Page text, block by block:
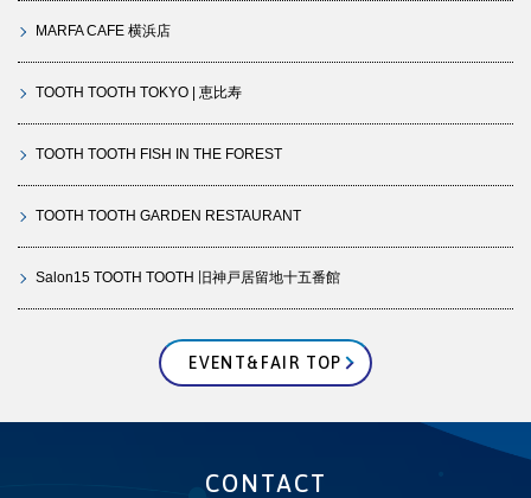
MARFA CAFE 横浜店
TOOTH TOOTH TOKYO | 恵比寿
TOOTH TOOTH FISH IN THE FOREST
TOOTH TOOTH GARDEN RESTAURANT
Salon15 TOOTH TOOTH 旧神戸居留地十五番館
EVENT&FAIR TOP
CONTACT